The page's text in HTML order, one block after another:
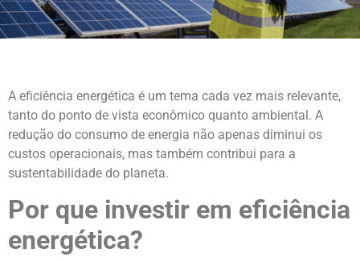
A eficiência energética é um tema cada vez mais relevante,
tanto do ponto de vista econômico quanto ambiental. A
redução do consumo de energia não apenas diminui os
custos operacionais, mas também contribui para a
sustentabilidade do planeta.
Por que investir em eficiência
energética?